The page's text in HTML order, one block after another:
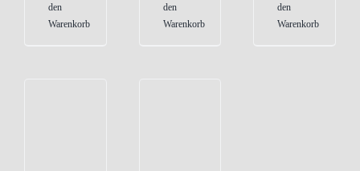
den
Warenkorb
den
Warenkorb
den
Warenkorb